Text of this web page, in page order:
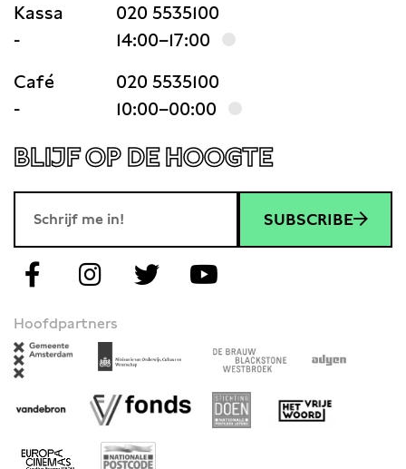
Kassa
020 5535100
-
14:00–17:00
Café
020 5535100
-
10:00–00:00
BLIJF OP DE HOOGTE
SUBSCRIBE
Hoofdpartners